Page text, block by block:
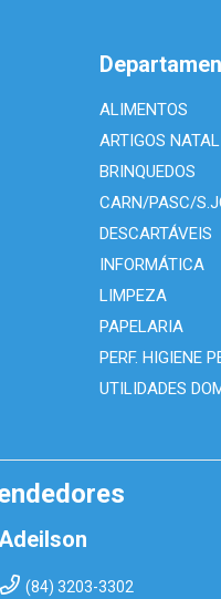
ALIMENTOS
ARTIGOS
BRINQUEDOS
CARN/PASC/
DESCARTÁVEIS
INFORMÁTICA
LIMPEZA
PAPELARIA
PERF. HIGIENE
UTILIDADES
(84) 3203-3302